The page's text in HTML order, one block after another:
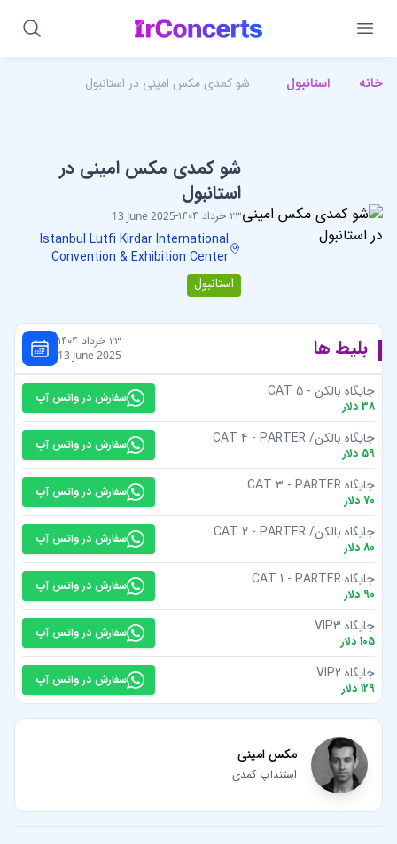
خانه – استانبول – شو کمدی مکس امینی در استانبول
شو کمدی مکس امینی در
استانبول
۲۳ خرداد ۱۴۰۴ -
13 June 2025
Istanbul Lutfi Kirdar International
Convention & Exhibition Center
استانبول
بلیط ها ۲۳ خرداد ۱۴۰۴
13 June 2025
جایگاه بالکن - CAT 5
38 دلار
سفارش در واتس آپ
جایگاه بالکن/ CAT 4 - PARTER
59 دلار
سفارش در واتس آپ
جایگاه CAT 3 - PARTER
70 دلار
سفارش در واتس آپ
جایگاه بالکن/ CAT 2 - PARTER
80 دلار
سفارش در واتس آپ
جایگاه CAT 1 - PARTER
90 دلار
سفارش در واتس آپ
جایگاه VIP3
105 دلار
سفارش در واتس آپ
جایگاه VIP2
129 دلار
سفارش در واتس آپ
مکس امینی
استندآپ کمدی